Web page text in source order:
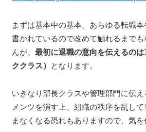
まずは基本中の基本。あらゆる転職
書かれているので改めて触れるまで
んが、 最初に退職の意向を伝えるの
ククラス）
となります。
いきなり部長クラスや管理部門に伝
メンツを潰す上、組織の秩序を乱し
まなくなる恐れもありますので、気を